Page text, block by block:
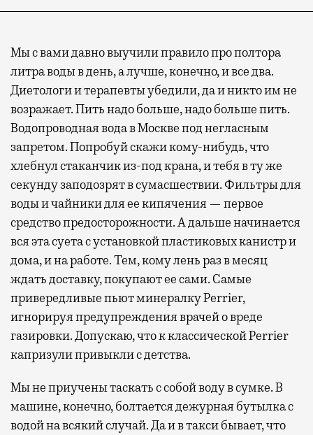
Мы с вами давно выучили правило про полтора
литра воды в день, а лучше, конечно, и все два.
Диетологи и терапевты убедили, да и никто им не
возражает. Пить надо больше, надо больше пить.
Водопроводная вода в Москве под негласным
запретом. Попробуй скажи кому-нибудь, что
хлебнул стаканчик из-под крана, и тебя в ту же
секунду заподозрят в сумасшествии. Фильтры для
воды и чайники для ее кипячения — первое
средство предосторожности. А дальше начинается
вся эта суета с установкой пластиковых канистр и
дома, и на работе. Тем, кому лень раз в месяц
ждать доставку, покупают ее сами. Самые
привередливые пьют минералку Perrier,
игнорируя предупреждения врачей о вреде
газировки. Допускаю, что к классической Perrier
капризули привыкли с детства.
Мы не приучены таскать с собой воду в сумке. В
машине, конечно, болтается дежурная бутылка с
водой на всякий случай. Да и в такси бывает, что